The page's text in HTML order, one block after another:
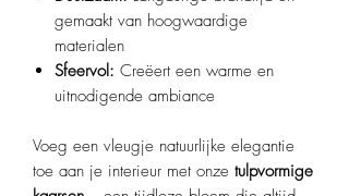
gemaakt van hoogwaardige
materialen
Sfeervol: Creëert een warme en
uitnodigende ambiance​
Voeg een vleugje natuurlijke elegantie
toe aan je interieur met onze tulpvormige